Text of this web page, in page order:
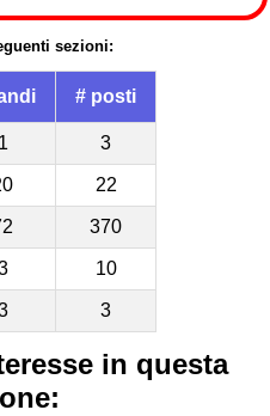
sezioni:
# posti
1 3
22
370
10
3
in questa